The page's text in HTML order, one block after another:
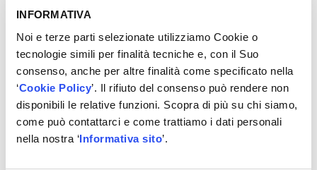
INFORMATIVA
Noi e terze parti selezionate utilizziamo Cookie o
tecnologie simili per finalità tecniche e, con il Suo
consenso, anche per altre finalità come specificato nella
‘Cookie Policy’. Il rifiuto del consenso può rendere non
disponibili le relative funzioni. Scopra di più su chi siamo,
come può contattarci e come trattiamo i dati personali
nella nostra ‘Informativa sito’.